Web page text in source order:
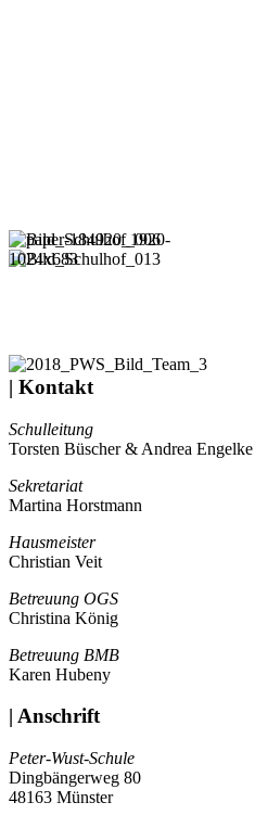
| Kontakt
Schulleitung
Torsten Büscher & Andrea Engelke
Sekretariat
Martina Horstmann
Hausmeister
Christian Veit
Betreuung OGS
Christina König
Betreuung BMB
Karen Hubeny
| Anschrift
Peter-Wust-Schule
Dingbängerweg 80
48163 Münster